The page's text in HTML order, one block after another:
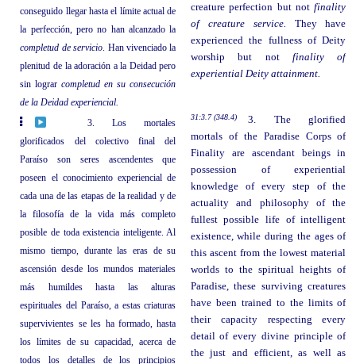
conseguido llegar hasta el límite actual de
la perfección, pero no han alcanzado la
completud de servicio. Han vivenciado la
plenitud de la adoración a la Deidad pero
sin lograrcompletud en su consecución
de la Deidad experiencial.
creature perfection but notfinality
of creature service. They have
experienced the fullness of Deity
worship but notfinality of
experiential Deity attainment.
3. Los mortales
glorificados del colectivo final del
Paraíso son seres ascendentes que
poseen el conocimiento experiencial de
cada una de las etapas de la realidad y de
la filosofía de la vida más completo
posible de toda existencia inteligente. Al
mismo tiempo, durante las eras de su
ascensión desde los mundos materiales
más humildes hasta las alturas
espirituales del Paraíso, a estas criaturas
supervivientes se les ha formado, hasta
los límites de su capacidad, acerca de
todos los detalles de los principios
31:3.7 (348.4)
3. The glorified
mortals of the Paradise Corps of
Finality are ascendant beings in
possession of experiential
knowledge of every step of the
actuality and philosophy of the
fullest possible life of intelligent
existence, while during the ages of
this ascent from the lowest material
worlds to the spiritual heights of
Paradise, these surviving creatures
have been trained to the limits of
their capacity respecting every
detail of every divine principle of
the just and efficient, as well as